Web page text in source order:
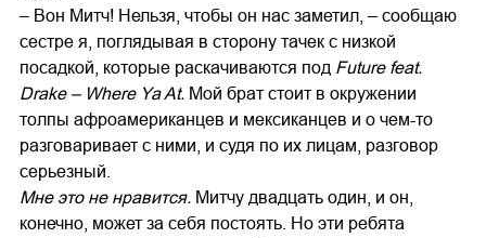
– Вон Митч! Нельзя, чтобы он нас заметил, – сообщаю
сестре я, поглядывая в сторону тачек с низкой
посадкой, которые раскачиваются под Future feat.
Drake – Where Ya At. Мой брат стоит в окружении
толпы афроамериканцев и мексиканцев и о чем-то
разговаривает с ними, и судя по их лицам, разговор
серьезный.
Мне это не нравится. Митчу двадцать один, и он,
конечно, может за себя постоять. Но эти ребята